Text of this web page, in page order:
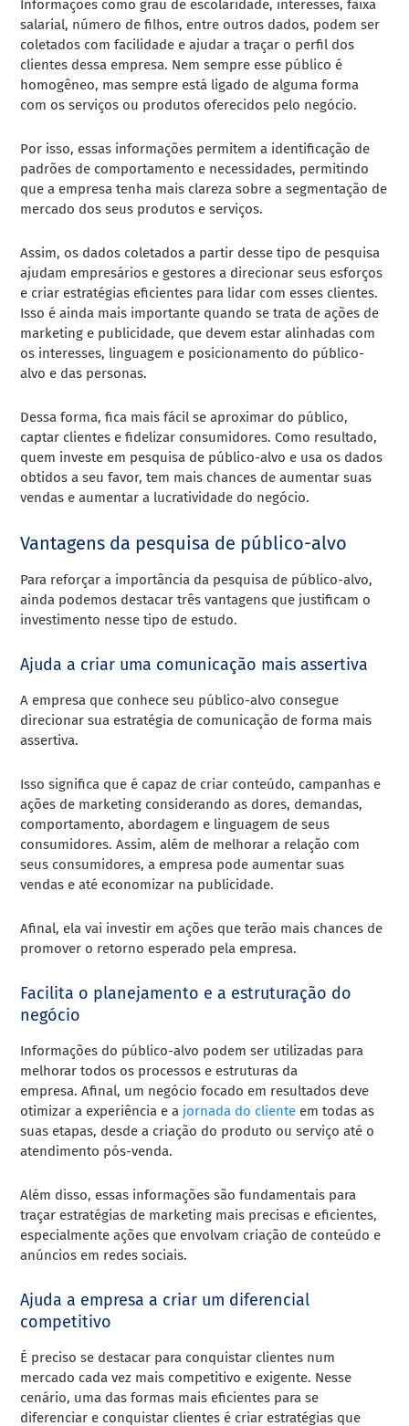
Informações como grau de escolaridade, interesses, faixa
salarial, número de filhos, entre outros dados, podem ser
coletados com facilidade e ajudar a traçar o perfil dos
clientes dessa empresa. Nem sempre esse público é
homogêneo, mas sempre está ligado de alguma forma
com os serviços ou produtos oferecidos pelo negócio.
Por isso, essas informações permitem a identificação de
padrões de comportamento e necessidades, permitindo
que a empresa tenha mais clareza sobre a segmentação de
mercado dos seus produtos e serviços.
Assim, os dados coletados a partir desse tipo de pesquisa
ajudam empresários e gestores a direcionar seus esforços
e criar estratégias eficientes para lidar com esses clientes.
Isso é ainda mais importante quando se trata de ações de
marketing e publicidade, que devem estar alinhadas com
os interesses, linguagem e posicionamento do público-
alvo e das personas.
Dessa forma, fica mais fácil se aproximar do público,
captar clientes e fidelizar consumidores. Como resultado,
quem investe em pesquisa de público-alvo e usa os dados
obtidos a seu favor, tem mais chances de aumentar suas
vendas e aumentar a lucratividade do negócio.
Vantagens da pesquisa de público-alvo
Para reforçar a importância da pesquisa de público-alvo,
ainda podemos destacar três vantagens que justificam o
investimento nesse tipo de estudo.
Ajuda a criar uma comunicação mais assertiva
A empresa que conhece seu público-alvo consegue
direcionar sua estratégia de comunicação de forma mais
assertiva.
Isso significa que é capaz de criar conteúdo, campanhas e
ações de marketing considerando as dores, demandas,
comportamento, abordagem e linguagem de seus
consumidores. Assim, além de melhorar a relação com
seus consumidores, a empresa pode aumentar suas
vendas e até economizar na publicidade.
Afinal, ela vai investir em ações que terão mais chances de
promover o retorno esperado pela empresa.
Facilita o planejamento e a estruturação do
negócio
Informações do público-alvo podem ser utilizadas para
melhorar todos os processos e estruturas da
empresa. Afinal, um negócio focado em resultados deve
otimizar a experiência e a jornada do cliente em todas as
suas etapas, desde a criação do produto ou serviço até o
atendimento pós-venda.
Além disso, essas informações são fundamentais para
traçar estratégias de marketing mais precisas e eficientes,
especialmente ações que envolvam criação de conteúdo e
anúncios em redes sociais.
Ajuda a empresa a criar um diferencial
competitivo
É preciso se destacar para conquistar clientes num
mercado cada vez mais competitivo e exigente. Nesse
cenário, uma das formas mais eficientes para se
diferenciar e conquistar clientes é criar estratégias que